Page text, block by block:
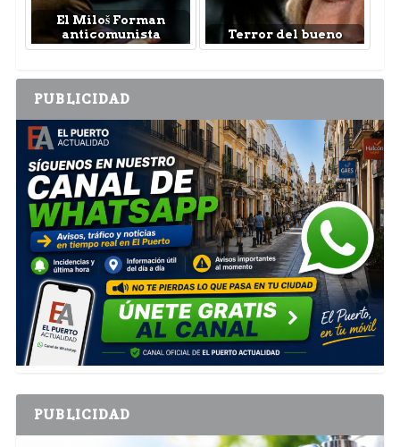
El Miloš Forman
anticomunista
Terror del bueno
PUBLICIDAD
PUBLICIDAD